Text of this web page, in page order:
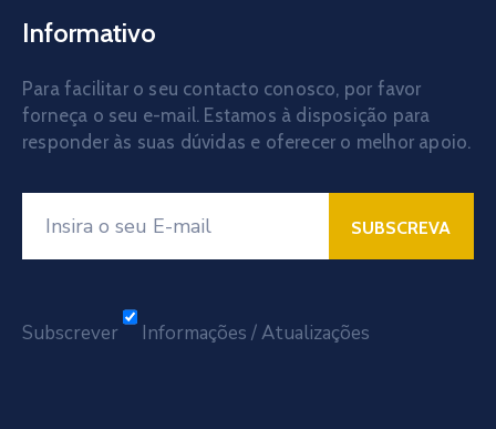
Informativo
Para facilitar o seu contacto conosco, por favor
forneça o seu e-mail. Estamos à disposição para
responder às suas dúvidas e oferecer o melhor apoio.
Subscrever Informações / Atualizações